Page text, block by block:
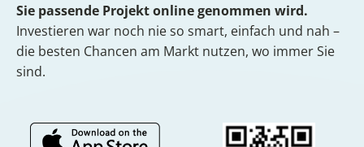
Sie passende Projekt online genommen wird.
Investieren war noch nie so smart, einfach und nah –
die besten Chancen am Markt nutzen, wo immer Sie
sind.